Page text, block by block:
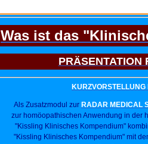
Was ist das
PRÄSENTATION
Als Zusatzmodul zur RADAR MEDICAL
zur homöopathischen Anwendung in der
"Kissling Klinisches Kompendium"
"Kissling Klinisches Kompendium" mit